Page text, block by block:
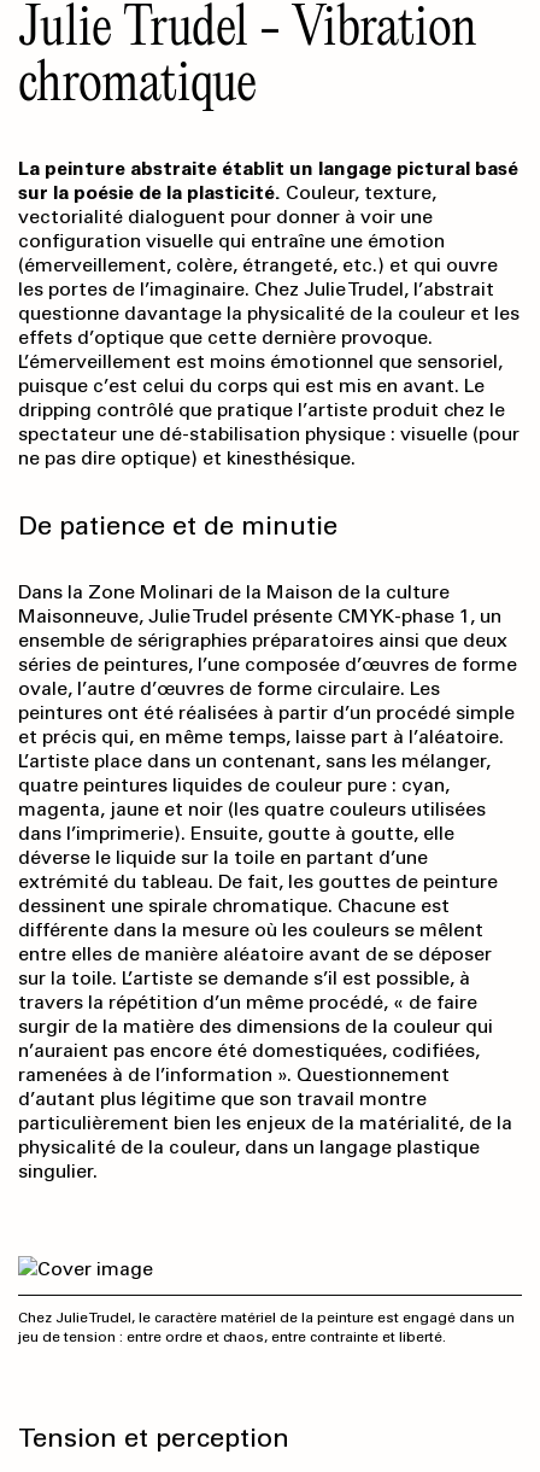
Julie Trudel - Vibration
chromatique
La peinture abstraite établit un langage pictural basé
sur la poésie de la plasticité. Couleur, texture,
vectorialité dialoguent pour donner à voir une
configuration visuelle qui entraîne une émotion
(émerveillement, colère, étrangeté, etc.) et qui ouvre
les portes de l’imaginaire. Chez Julie Trudel, l’abstrait
questionne davantage la physicalité de la couleur et les
effets d’optique que cette dernière provoque.
L’émerveillement est moins émotionnel que sensoriel,
puisque c’est celui du corps qui est mis en avant. Le
dripping contrôlé que pratique l’artiste produit chez le
spectateur une dé-stabilisation physique : visuelle (pour
ne pas dire optique) et kinesthésique.
De patience et de minutie
Dans la Zone Molinari de la Maison de la culture
Maisonneuve, Julie Trudel présente CMYK-phase 1, un
ensemble de sérigraphies préparatoires ainsi que deux
séries de peintures, l’une composée d’œuvres de forme
ovale, l’autre d’œuvres de forme circulaire. Les
peintures ont été réalisées à partir d’un procédé simple
et précis qui, en même temps, laisse part à l’aléatoire.
L’artiste place dans un contenant, sans les mélanger,
quatre peintures liquides de couleur pure : cyan,
magenta, jaune et noir (les quatre couleurs utilisées
dans l’imprimerie). Ensuite, goutte à goutte, elle
déverse le liquide sur la toile en partant d’une
extrémité du tableau. De fait, les gouttes de peinture
dessinent une spirale chromatique. Chacune est
différente dans la mesure où les couleurs se mêlent
entre elles de manière aléatoire avant de se déposer
sur la toile. L’artiste se demande s’il est possible, à
travers la répétition d’un même procédé, « de faire
surgir de la matière des dimensions de la couleur qui
n’auraient pas encore été domestiquées, codifiées,
ramenées à de l’information ». Questionnement
d’autant plus légitime que son travail montre
particulièrement bien les enjeux de la matérialité, de la
physicalité de la couleur, dans un langage plastique
singulier.
Chez Julie Trudel, le caractère matériel de la peinture est engagé dans un
jeu de tension : entre ordre et chaos, entre contrainte et liberté.
Tension et perception